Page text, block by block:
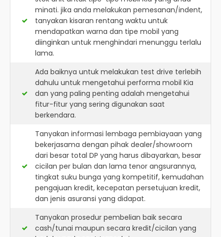
minati. jika anda melakukan pemesanan/indent,
tanyakan kisaran rentang waktu untuk
mendapatkan warna dan tipe mobil yang
diinginkan untuk menghindari menunggu terlalu
lama.
Ada baiknya untuk melakukan test drive terlebih
dahulu untuk mengetahui performa mobil Kia
dan yang paling penting adalah mengetahui
fitur-fitur yang sering digunakan saat
berkendara.
Tanyakan informasi lembaga pembiayaan yang
bekerjasama dengan pihak dealer/showroom
dari besar total DP yang harus dibayarkan, besar
cicilan per bulan dan lama tenor angsurannya,
tingkat suku bunga yang kompetitif, kemudahan
pengajuan kredit, kecepatan persetujuan kredit,
dan jenis asuransi yang didapat.
Tanyakan prosedur pembelian baik secara
cash/tunai maupun secara kredit/cicilan yang